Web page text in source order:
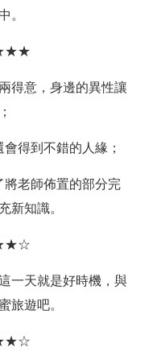
。
得意，身邊的異性讓
得到不錯的人緣；
將老師佈置的部分完
新知識。
一天就是好時機，與
旅遊吧。